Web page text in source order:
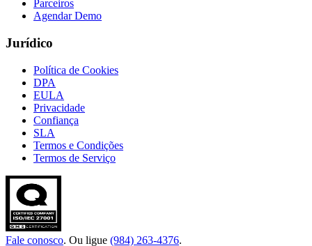
Parceiros
Agendar Demo
Jurídico
Política de Cookies
DPA
EULA
Privacidade
Confiança
SLA
Termos e Condições
Termos de Serviço
Fale conosco. Ou ligue (984) 263-4376.